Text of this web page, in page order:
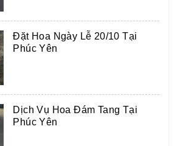
Đặt Hoa Ngày Lễ 20/10 Tại
Phúc Yên
Dịch Vụ Hoa Đám Tang Tại
Phúc Yên